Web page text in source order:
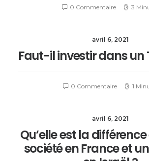
0 Commentaire 3
avril 6, 2021
Faut-il investir dans un
0 Commentaire 1
avril 6, 2021
Qu’elle est la
société en France et